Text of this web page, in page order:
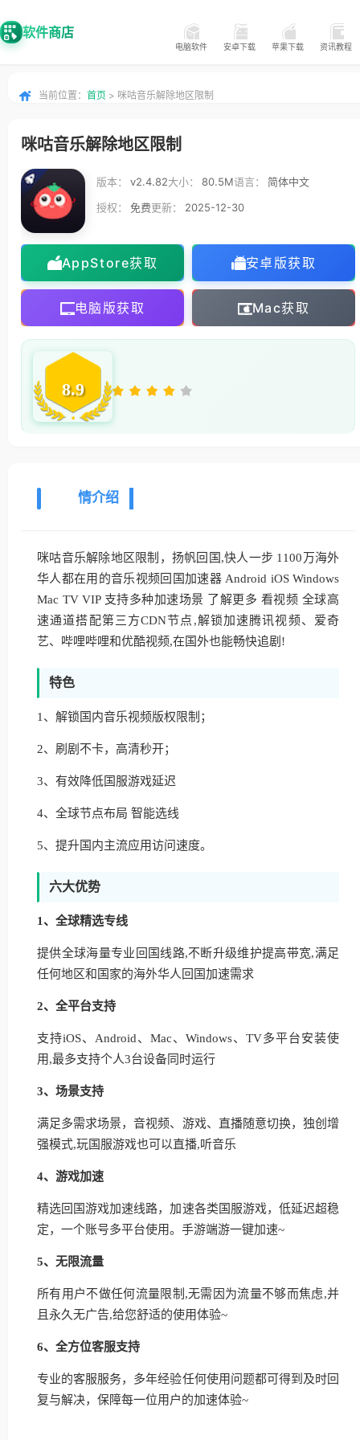
软件商店
电脑软件 安卓下载 苹果下载 资讯教程
当前位置： 首页 > 咪咕音乐解除地区限制
咪咕音乐解除地区限制
版本： v2.4.82大小： 80.5M语言：
简体中文
授权：
免费更新： 2025-12-30
AppStore获取 安卓版获取
电脑版获取 Mac获取
8.9
情介绍
咪咕音乐解除地区限制，扬帆回国,快人一步 1100万海外
华人都在用的音乐视频回国加速器 Android iOS Windows
Mac TV VIP 支持多种加速场景 了解更多 看视频 全球高
速通道搭配第三方CDN节点,解锁加速腾讯视频、爱奇
艺、哔哩哔哩和优酷视频,在国外也能畅快追剧!
特色
1、解锁国内音乐视频版权限制；
2、刷剧不卡，高清秒开；
3、有效降低国服游戏延迟
4、全球节点布局 智能选线
5、提升国内主流应用访问速度。
六大优势
1、全球精选专线
提供全球海量专业回国线路,不断升级维护提高带宽,满足
任何地区和国家的海外华人回国加速需求
2、全平台支持
支持iOS、Android、Mac、Windows、TV多平台安装使
用,最多支持个人3台设备同时运行
3、场景支持
满足多需求场景，音视频、游戏、直播随意切换，独创增
强模式,玩国服游戏也可以直播,听音乐
4、游戏加速
精选回国游戏加速线路，加速各类国服游戏，低延迟超稳
定，一个账号多平台使用。手游端游一键加速~
5、无限流量
所有用户不做任何流量限制,无需因为流量不够而焦虑,并
且永久无广告,给您舒适的使用体验~
6、全方位客服支持
专业的客服服务，多年经验任何使用问题都可得到及时回
复与解决，保障每一位用户的加速体验~